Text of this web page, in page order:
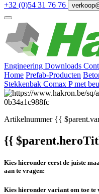
+32 (0)54 31 76 76
Engineering Downloads
Home Prefab-Producten
Stekkenbak Comax P met
Artikelnummer{{
{{
Kies hieronder eerst de juiste
aan te vragen:
Kies hieronder variant om toe te